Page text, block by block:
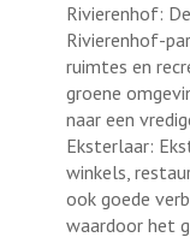
Rivierenhof:
Rivierenhof-
ruimtes en
groene
naar een
Eksterlaar:
winkels,
ook goede
waardoor het